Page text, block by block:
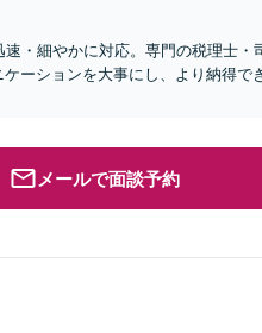
・細やかに対応。専門の税理士・
ーションを大事にし、より納得で
メールで面談予約